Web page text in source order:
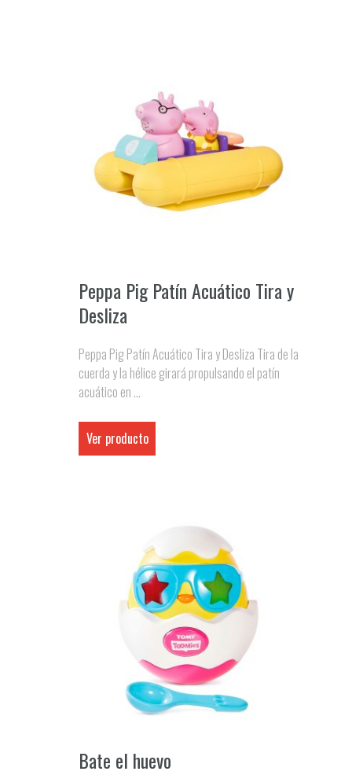
Peppa Pig Patín Acuático Tira y
Desliza
Peppa Pig Patín Acuático Tira y Desliza Tira de la
cuerda y la hélice girará propulsando el patín
acuático en ...
Ver producto
Bate el huevo